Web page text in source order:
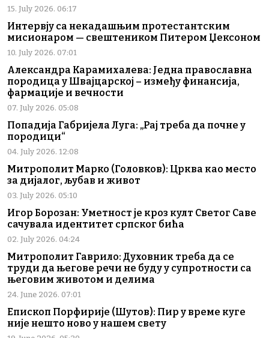
15. July 2026. 06:17
Интервју са некадашњим протестантским
мисионаром — свештеником Питером Џексоном
10. July 2026. 07:01
Александра Карамихалева: Једна православна
породица у Швајцарској – између финансија,
фармације и вечности
07. July 2026. 05:08
Попадија Габријела Луга: „Рај треба да почне у
породици“
04. July 2026. 12:08
Митрополит Марко (Головков): Црква као место
за дијалог, љубав и живот
03. July 2026. 05:10
Игор Борозан: Уметност је кроз култ Светог Саве
сачувала идентитет српског бића
02. July 2026. 04:24
Митрополит Гаврило: Духовник треба да се
труди да његове речи не буду у супротности са
његовим животом и делима
24. June 2026. 07:01
Епископ Порфирије (Шутов): Пир у време куге
није нешто ново у нашем свету